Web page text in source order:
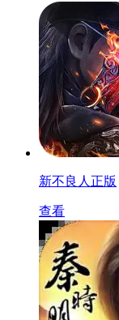
新不良人正版
查看